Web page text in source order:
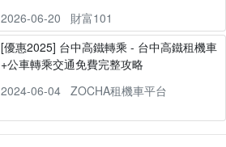
2026-06-20
財富101
[優惠2025] 台中高鐵轉乘 - 台中高鐵租機車
+公車轉乘交通免費完整攻略
2024-06-04
ZOCHA租機車平台